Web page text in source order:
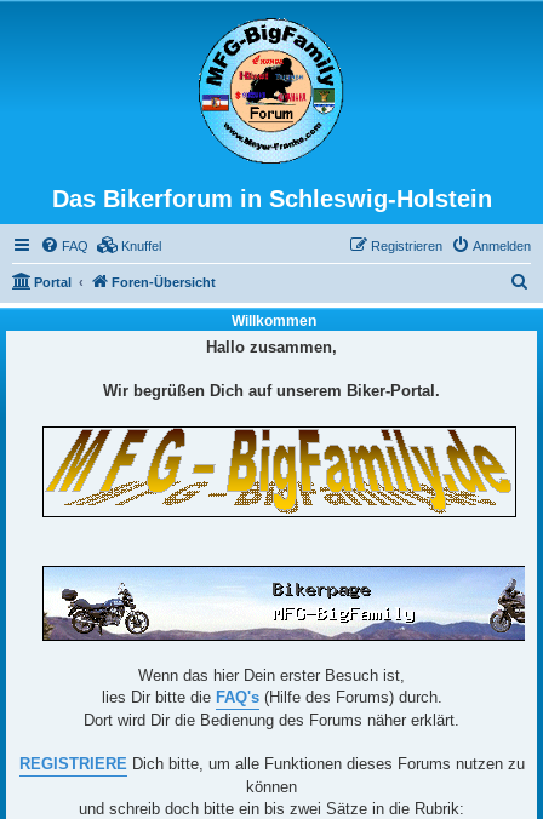
Das Bikerforum in Schleswig-Holstein
FAQ Knuffel Anmelden
Registrieren
Portal Foren-Übersicht
u
Willkommen
Hallo zusammen,
Wir begrüßen Dich auf unserem Biker-Portal.
Wenn das hier Dein erster Besuch ist,
lies Dir bitte die FAQ's(Hilfe des Forums) durch.
Dort wird Dir die Bedienung des Forums näher erklärt.
REGISTRIEREDich bitte, um alle Funktionen dieses Forums nutzen zu
können
und schreib doch bitte ein bis zwei Sätze in die Rubrik: